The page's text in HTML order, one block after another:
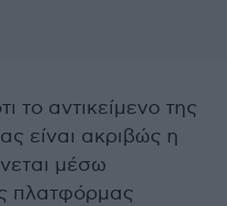
το αντικείμενο της
είναι ακριβώς η
μέσω
πλατφόρμας